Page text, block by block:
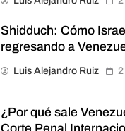
Shidduch: Cómo
regresando a
Luis Alejandro Ruiz
¿Por qué sale
Corte Penal